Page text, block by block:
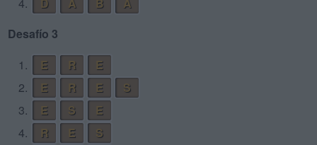
Desafío 3
1.
E R
E
2.
E R E
S
3.
E S
E
4.
R E
S